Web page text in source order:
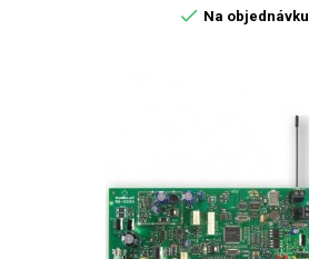
 Na objednávku